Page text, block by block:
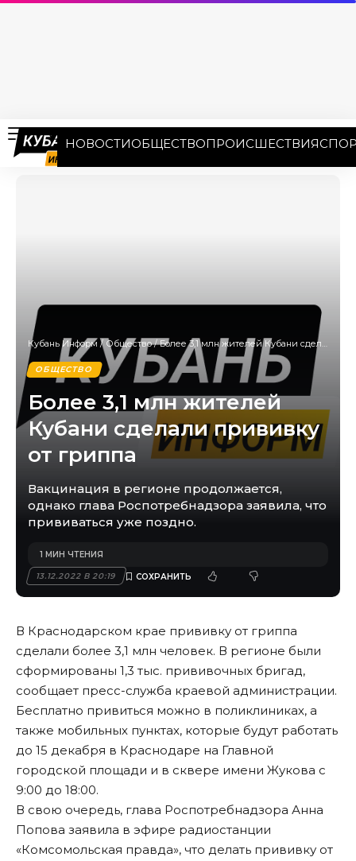
НОВОСТИОБЩЕСТВОПРОИСШЕСТВИЯ
Кубань Информ / Общество/Более 3,1 млн жителей Кубани сделали прививку от гриппа
ОБЩЕСТВО
Более 3,1 млн жителей
Кубани сделали прививку
от гриппа
Вакцинация в регионе продолжается,
однако глава Роспотребнадзора заявила, что
прививаться уже поздно.
13.12.2022 В 20:19
1 МИН ЧТЕНИЯ
В Краснодарском крае прививку от гриппа
сделали более 3,1 млн человек. В регионе были
сформированы 1,3 тыс. прививочных бригад,
сообщает пресс-служба краевой администрации.
Бесплатно привиться можно в поликлиниках, а
также мобильных пунктах, которые будут работать
до 15 декабря в Краснодаре на Главной
городской площади и в сквере имени Жукова с
9:00 до 18:00.
В свою очередь, глава Роспотребнадзора Анна
Попова заявила в эфире радиостанции
«Комсомольская правда», что делать прививку от